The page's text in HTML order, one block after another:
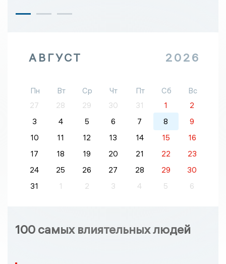
АВГУСТ 2026
Пн Вт Ср Чт Пт Сб
Вс
27
28 29 30 31 1
2
3
4 5 6 7 8
9
10
11 12 13 14 15
16
17
18 19 20 21 22
23
24
25 26 27 28 29
30
31
1 2 3 4 5 6
100 самых влиятельных людей